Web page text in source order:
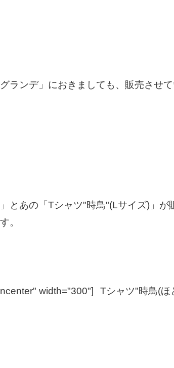
ランデ」におきましても、販売させ
とあの「Tシャツ"時鳥"(Lサイズ)」が
。
width="300"]
Tシャツ"時鳥(